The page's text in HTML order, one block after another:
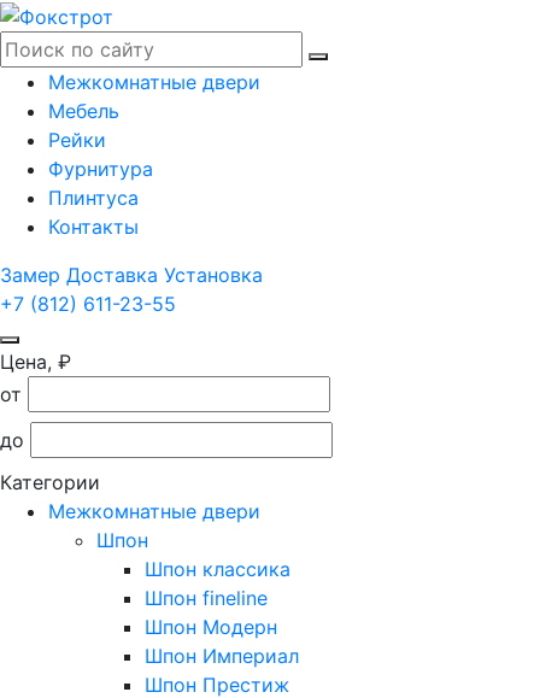
Межкомнатные двери
Мебель
Рейки
Фурнитура
Плинтуса
Контакты
Замер Доставка Установка
+7 (812) 611-23-55
Цена, ₽
от
до
Категории
Межкомнатные двери
Шпон
Шпон классика
Шпон fineline
Шпон Модерн
Шпон Империал
Шпон Престиж